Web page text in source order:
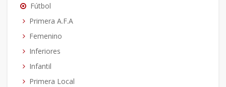
Fútbol
Primera A.F.A
Femenino
Inferiores
Infantil
Primera Local